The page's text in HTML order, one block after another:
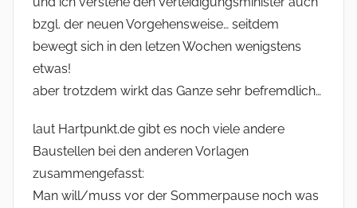
bzgl. der neuen Vorgehensweise… seitdem
bewegt sich in den letzen Wochen wenigstens
etwas!
aber trotzdem wirkt das Ganze sehr befremdlich…
laut Hartpunkt.de gibt es noch viele andere
Baustellen bei den anderen Vorlagen
zusammengefasst:
Man will/muss vor der Sommerpause noch was